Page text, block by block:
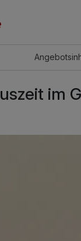
Angebot
im